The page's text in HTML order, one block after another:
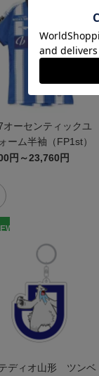
オーセンティックユ
ーム半袖（FP1st）
円～23,760円
ディオ山形 ツンベ